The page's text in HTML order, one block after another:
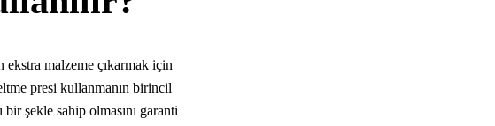
ekstra malzeme çıkarmak için
presi kullanmanın birincil
şekle sahip olmasını garanti